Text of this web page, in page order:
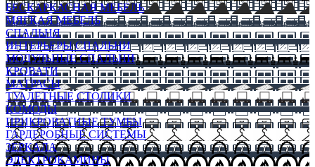
БЕСКАРКАСНАЯ МЕБЕЛЬ
МЯГКАЯ МЕБЕЛЬ
СПАЛЬНЯ
ИНТЕРЬЕРЫ СПАЛЬНИ
МОДУЛЬНЫЕ СПАЛЬНИ
КРОВАТИ
МАТРАСЫ
ТУАЛЕТНЫЕ СТОЛИКИ
КОМОДЫ
ПРИКРОВАТНЫЕ ТУМБЫ
ГАРДЕРОБНЫЕ СИСТЕМЫ
ЗЕРКАЛА
ЭЛЕКТРОКАМИНЫ